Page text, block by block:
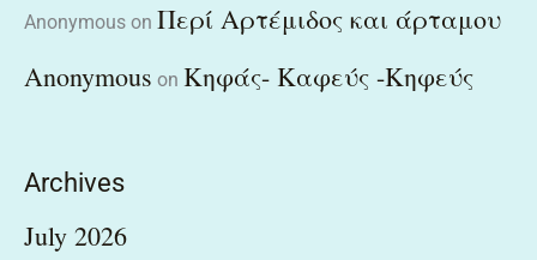
Anonymous on Περί Αρτέμιδος και άρταμου
Anonymous on Κηφάς- Καφεύς -Κηφεύς
Archives
July 2026